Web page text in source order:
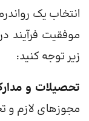
انتخاب یک
موفقیت فرآیند
زیر توجه کنید:
تحصیلات و
مجوزهای لازم و